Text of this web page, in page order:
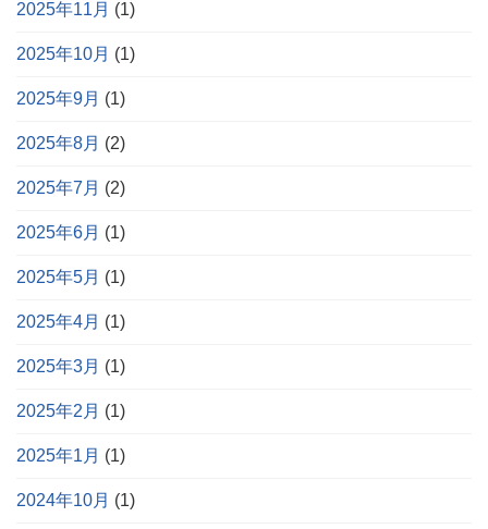
2025年11月 (1)
2025年10月 (1)
2025年9月 (1)
2025年8月 (2)
2025年7月 (2)
2025年6月 (1)
2025年5月 (1)
2025年4月 (1)
2025年3月 (1)
2025年2月 (1)
2025年1月 (1)
2024年10月 (1)